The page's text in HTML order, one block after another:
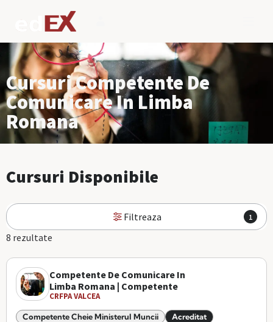
Cursuri Competente De
Comunicare In Limba
Romana
Cursuri Disponibile
Filtreaza 1
8 rezultate
Competente De Comunicare In
Limba Romana | Competente
CRFPA VALCEA
Competente Cheie Ministerul Muncii Acreditat